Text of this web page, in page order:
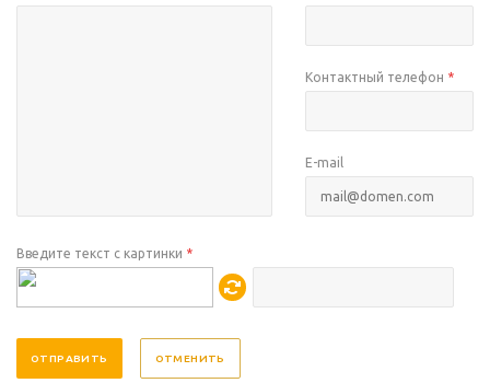
Контактный телефон *
E-mail
Введите текст с картинки *
ОТМЕНИТЬ